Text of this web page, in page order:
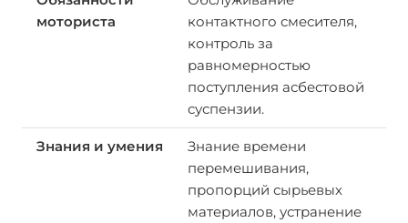
контактного смесителя,
контроль за
равномерностью
поступления асбестовой
суспензии.
Знание времени
перемешивания,
пропорций сырьевых
материалов, устранение